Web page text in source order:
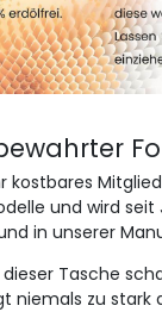
kostbares
und wird
in unserer
Tasche
niemals zu stark